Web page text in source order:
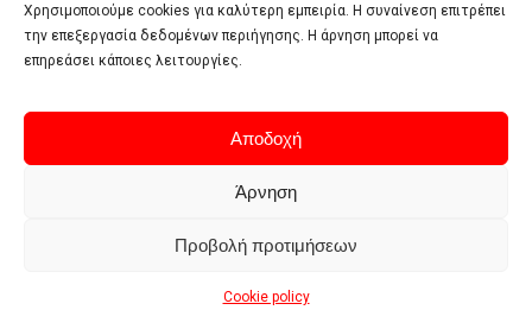
Χρησιμοποιούμε cookies για καλύτερη εμπειρία. Η συναίνεση επιτρέπει
την επεξεργασία δεδομένων περιήγησης. Η άρνηση μπορεί να
επηρεάσει κάποιες λειτουργίες.
Αποδοχή
Άρνηση
Προβολή προτιμήσεων
Cookie policy
Πολυτέλεια δεν είναι το αντίθετο της ανέχειας, είναι το αντίθετο της
Terms of use Privacy policy Cookie policy
© 2026 - Deluxe. All Rights Reserved.